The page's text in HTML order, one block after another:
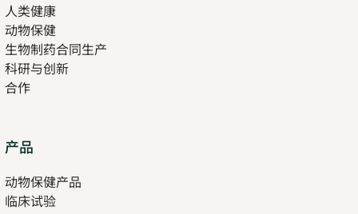
人类健康
new
tab
动物保健
生物制药合同生产
科研与创新
合作
产品
new
tab
动物保健产品
临床试验